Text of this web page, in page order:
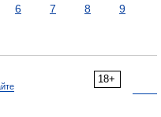
6 7 8
9
18+